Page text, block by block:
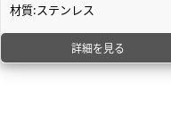
材質:ステンレス
詳細を見る